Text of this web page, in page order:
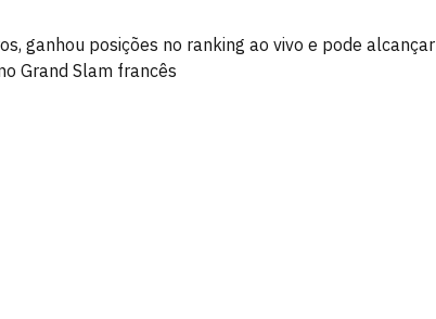
ganhou posições no ranking ao vivo e pode alcançar
Grand Slam francês